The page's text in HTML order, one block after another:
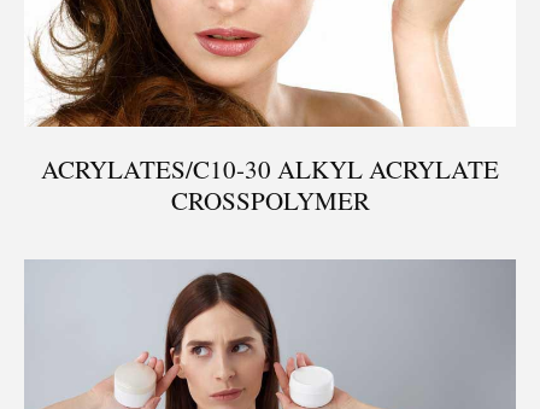
ACRYLATES/C10-30 ALKYL ACRYLATE
CROSSPOLYMER